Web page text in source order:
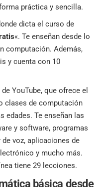
práctica y sencilla.
dicta el curso de
«. Te enseñan desde lo
computación. Además,
y cuenta con 10
YouTube, que ofrece el
clases de computación
edades. Te enseñan las
y software, programas
voz, aplicaciones de
y mucho más.
tiene 29 lecciones.
básica desde